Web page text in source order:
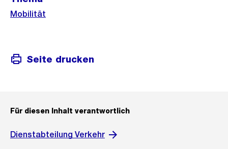
Mobilität
Seite drucken
Für diesen Inhalt verantwortlich
Dienstabteilung Verkehr